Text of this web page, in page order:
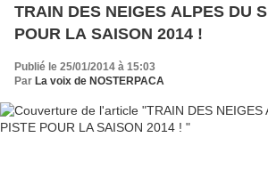
TRAIN DES NEIGES ALPES DU
POUR LA SAISON 2014 !
Publié le 25/01/2014 à 15:03
Par La voix de NOSTERPACA